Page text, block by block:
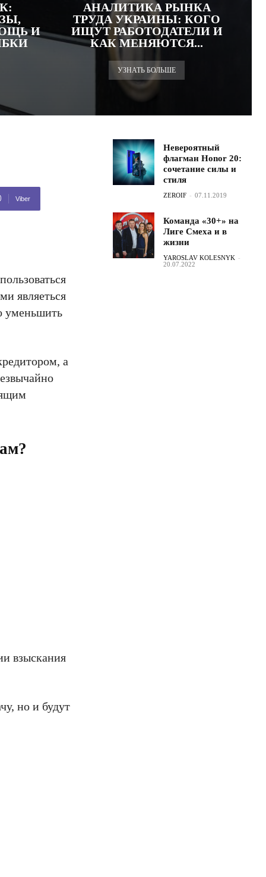
И
АНАЛИТИКА РЫНКА
ТРУДА УКРАИНЫ: КОГО
ИЩУТ РАБОТОДАТЕЛИ И
КАК МЕНЯЮТСЯ...
УЗНАТЬ БОЛЬШЕ
Viber
являеться
уменьшить
а
взыскания
но и будут
Невероятный
флагман Honor 20:
сочетание силы и
стиля
ZEROIF - 07.11.2019
Команда «30+» на
Лиге Смеха и в
жизни
YAROSLAV KOLESNYK -
20.07.2022